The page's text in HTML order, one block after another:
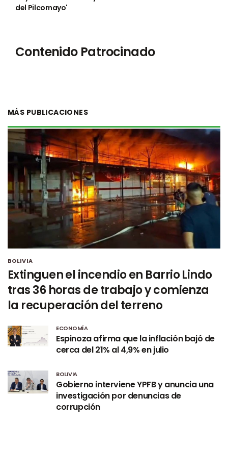
del Pilcomayo'
Contenido Patrocinado
MÁS PUBLICACIONES
BOLIVIA
Extinguen el incendio en Barrio Lindo
tras 36 horas de trabajo y comienza
la recuperación del terreno
ECONOMÍA
Espinoza afirma que la inflación bajó de
cerca del 21% al 4,9% en julio
BOLIVIA
Gobierno interviene YPFB y anuncia una
investigación por denuncias de
corrupción